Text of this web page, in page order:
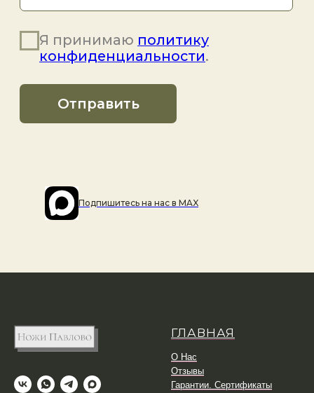
Подпишитесь на наc в MAX
ГЛАВНАЯ
О Нас
Отзывы
Гарантии. Сертификаты